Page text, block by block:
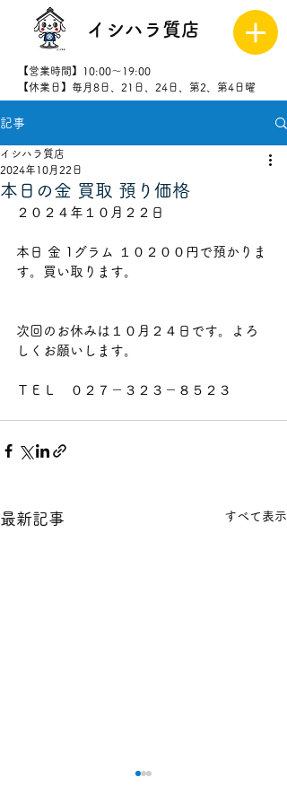
イシハラ質店
【営業時間】10:00～19:00
【休業日】毎月8日、21日、24日、第2、第4日曜
8523
記事
本日の金 買取 預り価格
イシハラ質店
2024年10月22日
２０２４年１０月２２日
本日 金 1グラム １０２００ 円で預かりま
す。買い取ります。
次回のお休みは１０月２４ 日です。よろ
しくお願いします。
ＴＥＬ　０２７－３２３－８５２３
最新記事 すべて表示